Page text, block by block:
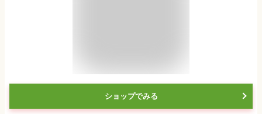
ショップでみる